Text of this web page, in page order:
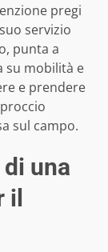
pregi
servizio
punta a
su mobilità e
e prendere
sul campo.
una
il